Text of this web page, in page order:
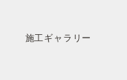
施工ギャラリー